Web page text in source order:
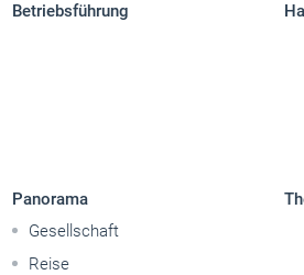
Betriebsführung
Panorama
Gesellschaft
Reise